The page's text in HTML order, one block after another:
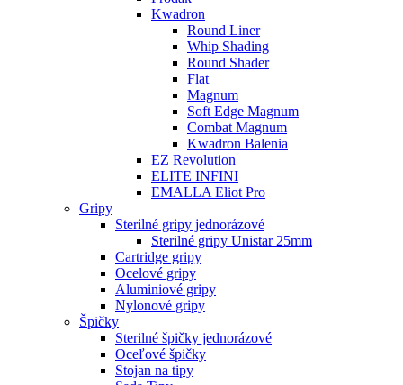
Kwadron
Round Liner
Whip Shading
Round Shader
Flat
Magnum
Soft Edge Magnum
Combat Magnum
Kwadron Balenia
EZ Revolution
ELITE INFINI
EMALLA Eliot Pro
Gripy
Sterilné gripy jednorázové
Sterilné gripy Unistar 25mm
Cartridge gripy
Ocelové gripy
Aluminiové gripy
Nylonové gripy
Špičky
Sterilné špičky jednorázové
Oceľové špičky
Stojan na tipy